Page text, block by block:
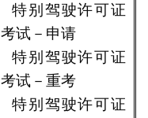
特别驾驶许可证
考试－申请
特别驾驶许可证
考试－重考
特别驾驶许可证